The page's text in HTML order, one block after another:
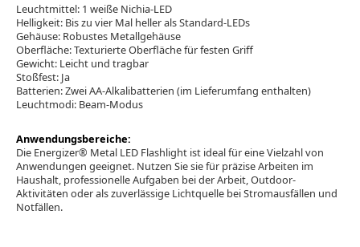
Leuchtmittel: 1 weiße Nichia-LED
Helligkeit: Bis zu vier Mal heller als Standard-LEDs
Gehäuse: Robustes Metallgehäuse
Oberfläche: Texturierte Oberfläche für festen Griff
Gewicht: Leicht und tragbar
Stoßfest: Ja
Batterien: Zwei AA-Alkalibatterien (im Lieferumfang enthalten)
Leuchtmodi: Beam-Modus
Anwendungsbereiche:
Die Energizer® Metal LED Flashlight ist ideal für eine Vielzahl von
Anwendungen geeignet. Nutzen Sie sie für präzise Arbeiten im
Haushalt, professionelle Aufgaben bei der Arbeit, Outdoor-
Aktivitäten oder als zuverlässige Lichtquelle bei Stromausfällen und
Notfällen.